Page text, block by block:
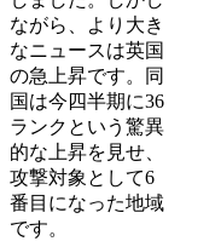
ながら、より大き
なニュースは英国
の急上昇です。同
国は今四半期に36
ランクという驚異
的な上昇を見せ、
攻撃対象として6
番目になった地域
です。